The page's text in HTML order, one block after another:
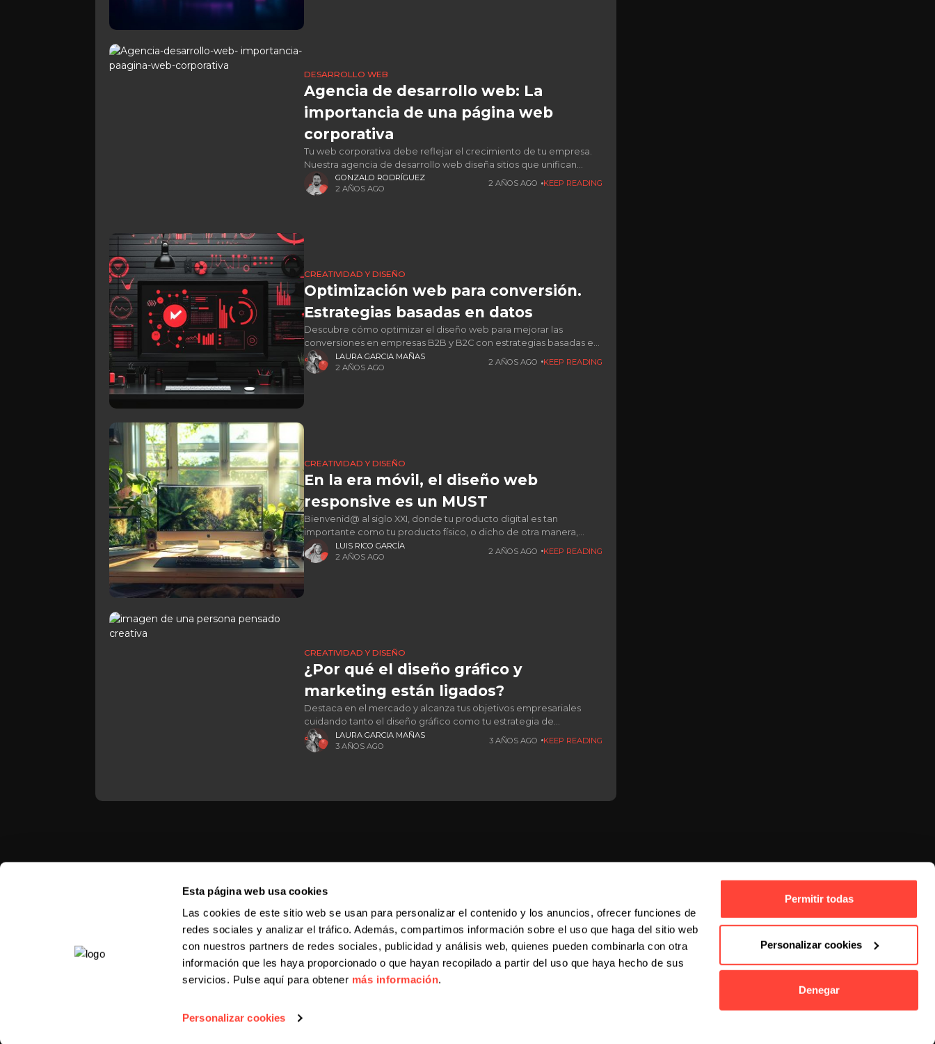
Esta página web usa cookies
Las cookies de este sitio web se usan para personalizar el contenido y los anuncios, ofrecer funciones de
redes sociales y analizar el tráfico. Además, compartimos información sobre el uso que haga del sitio web
con nuestros partners de redes sociales, publicidad y análisis web, quienes pueden combinarla con otra
información que les haya proporcionado o que hayan recopilado a partir del uso que haya hecho de sus
servicios. Pulse aquí para obtener más información.
Personalizar cookies
Permitir todas
Personalizar cookies
Denegar
DESARROLLO WEB
Agencia de desarrollo web: La
importancia de una página web
corporativa
Tu web corporativa debe reflejar el crecimiento de tu empresa.
Nuestra agencia de desarrollo web diseña sitios que unifican
identidad y potencian oportunidades.
GONZALO RODRÍGUEZ
2 AÑOS AGO
2 AÑOS AGO KEEP READING
CREATIVIDAD Y DISEÑO
Optimización web para conversión.
Estrategias basadas en datos
Descubre cómo optimizar el diseño web para mejorar las
conversiones en empresas B2B y B2C con estrategias basadas en
datos.
LAURA GARCIA MAÑAS
2 AÑOS AGO
2 AÑOS AGO KEEP READING
CREATIVIDAD Y DISEÑO
En la era móvil, el diseño web
responsive es un MUST
Bienvenid@ al siglo XXI, donde tu producto digital es tan
importante como tu producto físico, o dicho de otra manera,
donde el diseño web responsive influye directamente en tu cifra
LUIS RICO GARCÍA
2 AÑOS AGO
2 AÑOS AGO KEEP READING
CREATIVIDAD Y DISEÑO
¿Por qué el diseño gráfico y
marketing están ligados?
Destaca en el mercado y alcanza tus objetivos empresariales
cuidando tanto el diseño gráfico como tu estrategia de
marketing.LAURA GARCIA MAÑAS
3 AÑOS AGO
3 AÑOS AGO KEEP READING